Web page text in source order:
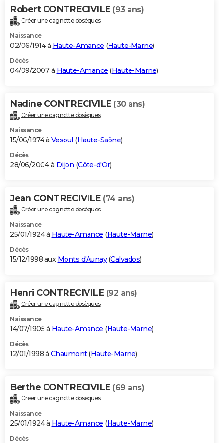
Robert CONTRECIVILE (93 ans)
Créer une cagnotte obsèques
Naissance
02/06/1914 à Haute-Amance (Haute-Marne)
Décès
04/09/2007 à Haute-Amance (Haute-Marne)
Nadine CONTRECIVILE (30 ans)
Créer une cagnotte obsèques
Naissance
15/06/1974 à Vesoul (Haute-Saône)
Décès
28/06/2004 à Dijon (Côte-d'Or)
Jean CONTRECIVILE (74 ans)
Créer une cagnotte obsèques
Naissance
25/01/1924 à Haute-Amance (Haute-Marne)
Décès
15/12/1998 aux Monts d'Aunay(Calvados)
Henri CONTRECIVILE (92 ans)
Créer une cagnotte obsèques
Naissance
14/07/1905 à Haute-Amance (Haute-Marne)
Décès
12/01/1998 à Chaumont(Haute-Marne)
Berthe CONTRECIVILE (69 ans)
Créer une cagnotte obsèques
Naissance
25/01/1924 à Haute-Amance (Haute-Marne)
Décès